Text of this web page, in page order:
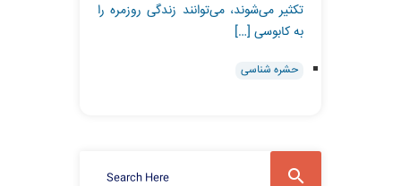
تکثیر می‌شوند، می‌توانند زندگی روزمره را
به کابوسی […]
حشره شناسی